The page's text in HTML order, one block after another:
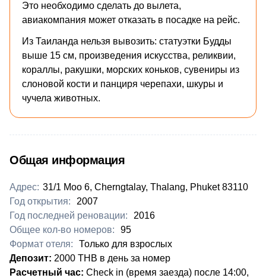
Это необходимо сделать до вылета,
авиакомпания может отказать в посадке на рейс.
Из Таиланда нельзя вывозить: статуэтки Будды
выше 15 см, произведения искусства, реликвии,
кораллы, ракушки, морских коньков, сувениры из
слоновой кости и панциря черепахи, шкуры и
чучела животных.
Общая информация
Адрес: 31/1 Moo 6, Cherngtalay, Thalang, Phuket 83110
Год открытия:
2007
Год последней реновации:
2016
Общее кол-во номеров:
95
Формат отеля:
Только для взрослых
Депозит: 2000 THB в день за номер
Расчетный час: ​​Check in (время заезда) после 14:00,